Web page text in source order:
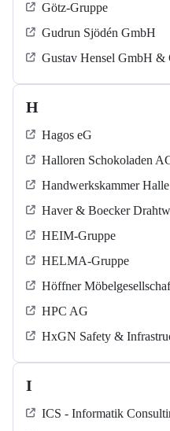
Götz-Gruppe
Gudrun Sjödén GmbH
Gustav Hensel GmbH &
H
Hagos eG
Halloren Schokoladen
Handwerkskammer
Haver & Boecker
HEIM-Gruppe
HELMA-Gruppe
Höffner
HPC AG
HxGN Safety &
I
ICS - Informatik